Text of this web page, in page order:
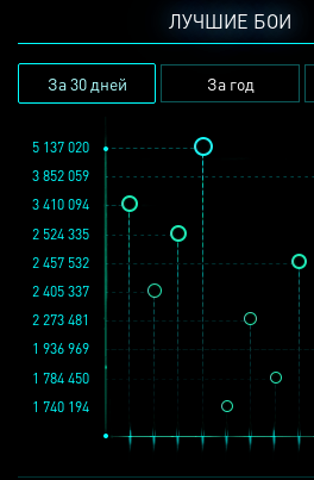
ЛУЧШИЕ БОИ
За 30 дней За год
1 936 969
3 852 059
2 457 532
1 784 450
2 273 481
1 740 194
5 137 020
2 524 335
2 405 337
3 410 094